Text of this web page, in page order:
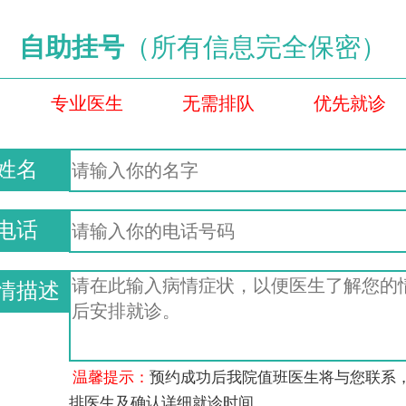
自助挂号 （所有信息完全保密）
专业医生 无需排队 优先就诊
名
话
描述
温馨提示：预约成功后我院值班医生将与您联系